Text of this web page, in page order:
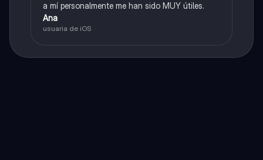
a mí personalmente me han sido MUY útiles.
Ana
usuaria de iOS